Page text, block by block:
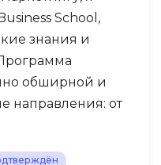
осложняли
получить
у
даже по
хороший
общее
навыков
School,
знания и
обширной и
направления: от